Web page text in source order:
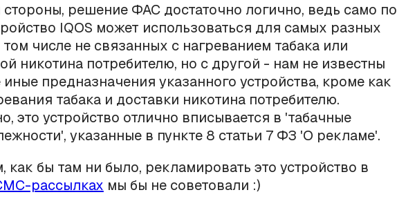
решение ФАС достаточно логично, ведь само по
IQOS может использоваться для самых разных
том числе не связанных с нагреванием табака или
никотина потребителю, но с другой - нам не известны
иные предназначения указанного устройства, кроме как
табака и доставки никотина потребителю.
это устройство отлично вписывается в 'табачные
указанные в пункте 8 статьи 7 ФЗ 'О рекламе'.
как бы там ни было, рекламировать это устройство в
рассылках мы бы не советовали :)